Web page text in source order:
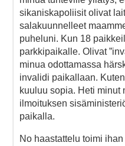
sikaniskapoliisit olivat
salakuunnelleet
puheluni. Kun 18
parkkipaikalle. Olivat
minua odottamassa
invalidi paikallaan.
kuuluu sopia. Heti minut
ilmoituksen
paikalla.
No haastattelu toimi